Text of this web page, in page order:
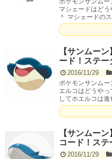
マシェードはどう
＾ マシェードの
【サンムー
ード！ステー
2016/11/29
ポケモンサンム
エルコはどうや
してホエルコは
【サンムー
コード！ス
2016/11/29